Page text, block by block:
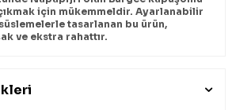
için mükemmeldir. Ayarlanabilir
tasarlanan bu ürün,
ve ekstra rahattır.